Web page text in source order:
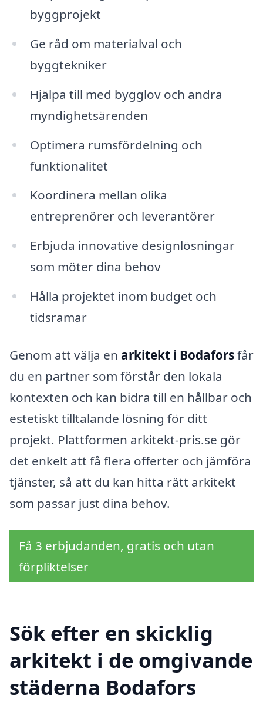
byggprojekt
Ge råd om materialval och
byggtekniker
Hjälpa till med bygglov och andra
myndighetsärenden
Optimera rumsfördelning och
funktionalitet
Koordinera mellan olika
entreprenörer och leverantörer
Erbjuda innovative designlösningar
som möter dina behov
Hålla projektet inom budget och
tidsramar
Genom att välja en arkitekt i Bodaforsfår
du en partner som förstår den lokala
kontexten och kan bidra till en hållbar och
estetiskt tilltalande lösning för ditt
projekt. Plattformen arkitekt-pris.se gör
det enkelt att få flera offerter och jämföra
tjänster, så att du kan hitta rätt arkitekt
som passar just dina behov.
Få 3 erbjudanden, gratis och utan
förpliktelser
Sök efter en skicklig
arkitekt i de omgivande
städerna Bodafors